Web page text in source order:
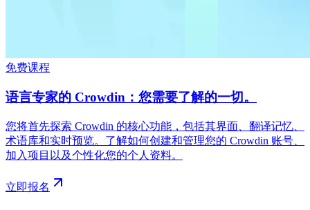
免费课程
语言专家的 Crowdin：您需要了解的一切。
您将首先探索 Crowdin 的核心功能，包括其界面、翻译记忆、
术语库和实时预览。了解如何创建和管理您的 Crowdin 账号、
加入项目以及个性化您的个人资料。
立即报名